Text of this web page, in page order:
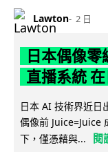
Lawton 2 日
日本偶像
直播系統
日本 AI 技術界近日
偶像前 Juice=Juice
下，僅憑藉與...
閱